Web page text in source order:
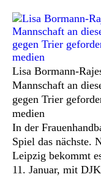
Lisa Bormann-
Mannschaft an
gegen Trier
medien
In der
Spiel das nächste.
Leipzig bekommt
11. Januar, mit